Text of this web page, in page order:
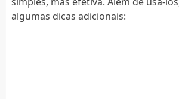
algumas dicas adicionais: